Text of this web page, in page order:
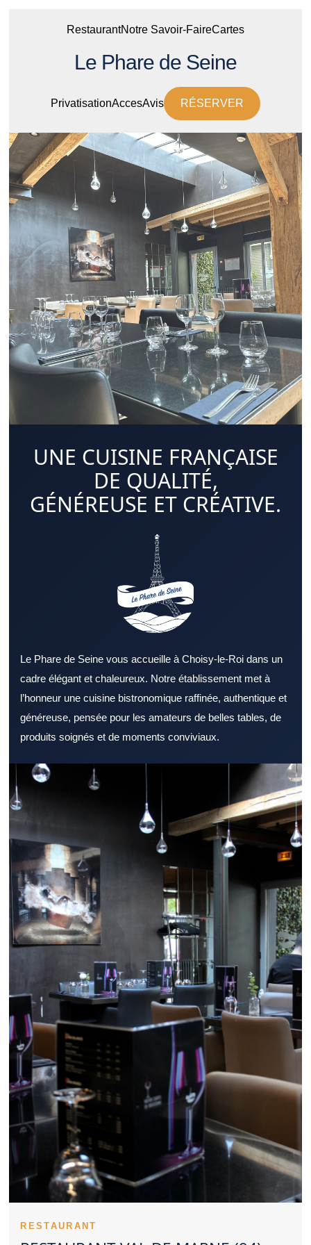
RestaurantNotre Savoir-FaireCartes
Le Phare de Seine
PrivatisationAccesAvis RÉSERVER
UNE CUISINE FRANÇAISE
DE QUALITÉ,
GÉNÉREUSE ET CRÉATIVE.
Le Phare de Seine vous accueille à Choisy-le-Roi dans un
cadre élégant et chaleureux. Notre établissement met à
l’honneur une cuisine bistronomique raffinée, authentique et
généreuse, pensée pour les amateurs de belles tables, de
produits soignés et de moments conviviaux.
Opter pour un Restaurant Val de Marne bien situé peut faire
toute la différence pour une sortie. Un Restaurant Val de Marne
s’adresse aussi bien aux couples qu’aux groupes d’amis.
L’ambiance générale d’un Restaurant Val de Marne peut
marquer positivement les convives. La diversité des recettes
dans un Restaurant Val de Marne favorise la satisfaction des
convives. La cuisine d’un Restaurant Val de Marne gagne en
saveur grâce à des ingrédients frais. Le professionnalisme du
personnel valorise un Restaurant Val de Marne aux yeux des
convives. Un Restaurant Val de Marne facile à rejoindre rassure
avant la réservation. Un Restaurant Val de Marne capable de
servir rapidement séduit les actifs. Pour terminer la journée, un
Restaurant Val de Marne agréable renforce le plaisir de sortir. Un
Restaurant Val de Marne constitue parfois un excellent lieu pour
échanger autour d’un repas. Un Restaurant Val de Marne
compétitif séduit par la justesse de son offre. Des plats typiques
permettent à un Restaurant Val de Marne de marquer les
esprits. La stabilité de la qualité compte beaucoup dans un
Restaurant Val de Marne. Consulter les impressions des clients
éclaire le choix d’un Restaurant Val de Marne. La cuisine d’un
Restaurant Val de Marne peut s’orienter vers la tradition ou
l’innovation. Un Restaurant Val de Marne apprécié peut afficher
rapidement complet aux heures clés. Un Restaurant Val de
Marne convivial peut répondre aux attentes des familles. Un
Restaurant Val de Marne représente parfois un beau choix pour
un dîner en duo. Le dressage des plats soutient l’identité haut de
gamme d’un Restaurant Val de Marne. L’exigence en matière
d’hygiène valorise tout Restaurant Val de Marne. Trouver un
Restaurant Val de Marne satisfaisant implique de considérer
plusieurs critères.
Un Restaurant Val de Marne peut construire une solide
réputation avec le temps. Le ton donné par un Restaurant Val de
Marne s’installe dès le premier contact. La présence d’une
équipe efficace aide un Restaurant Val de Marne à se distinguer.
Restaurant Val de Marne. Les entrées d’un Restaurant Val de
RESTAURANT